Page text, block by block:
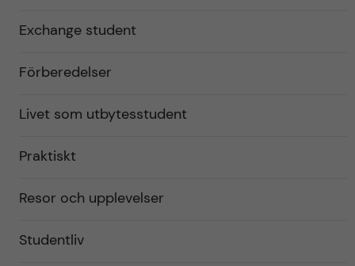
Exchange student
Förberedelser
Livet som utbytesstudent
Praktiskt
Resor och upplevelser
Studentliv